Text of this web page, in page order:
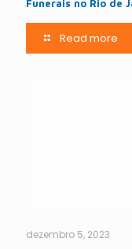
Funerais no Rio de
Read more
dezembro 5, 2023